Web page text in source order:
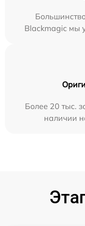
Blackmagic мы
Более 20 тыс.
наличии